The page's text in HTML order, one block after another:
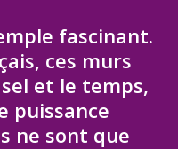
fascinant.
ces murs
et le temps,
puissance
ne sont que